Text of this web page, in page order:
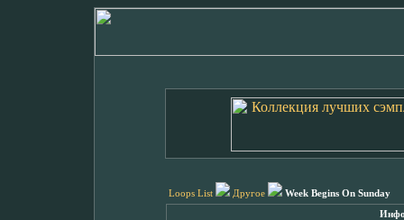
Loops List Другое Week Begins On Sunday